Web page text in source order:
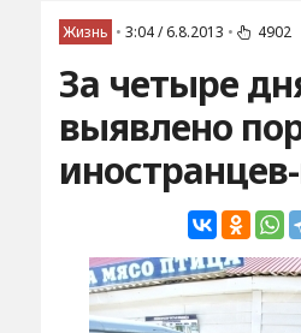
Жизнь • 3:04 / 6.8.2013 • 4902
За четыре
выявлено